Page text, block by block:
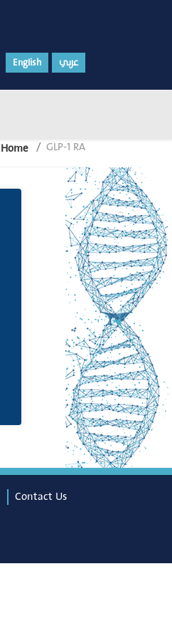
English عربي
Home GLP-1 RA
Contact Us